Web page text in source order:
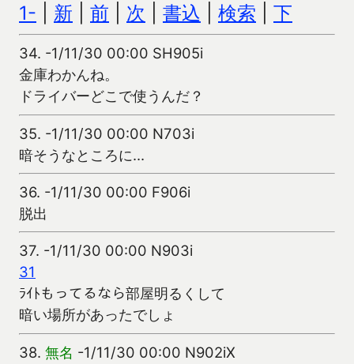
1- 新 前 次 書込 検索 下
34. -1/11/30 00:00 SH905i
金庫わかんね。
ドライバーどこで使うんだ？
35. -1/11/30 00:00 N703i
暗そうなところに…
36. -1/11/30 00:00 F906i
脱出
37. -1/11/30 00:00 N903i
31
ﾗｲﾄもってるなら部屋明るくして
暗い場所があったでしょ
38. 無名 -1/11/30 00:00 N902iX